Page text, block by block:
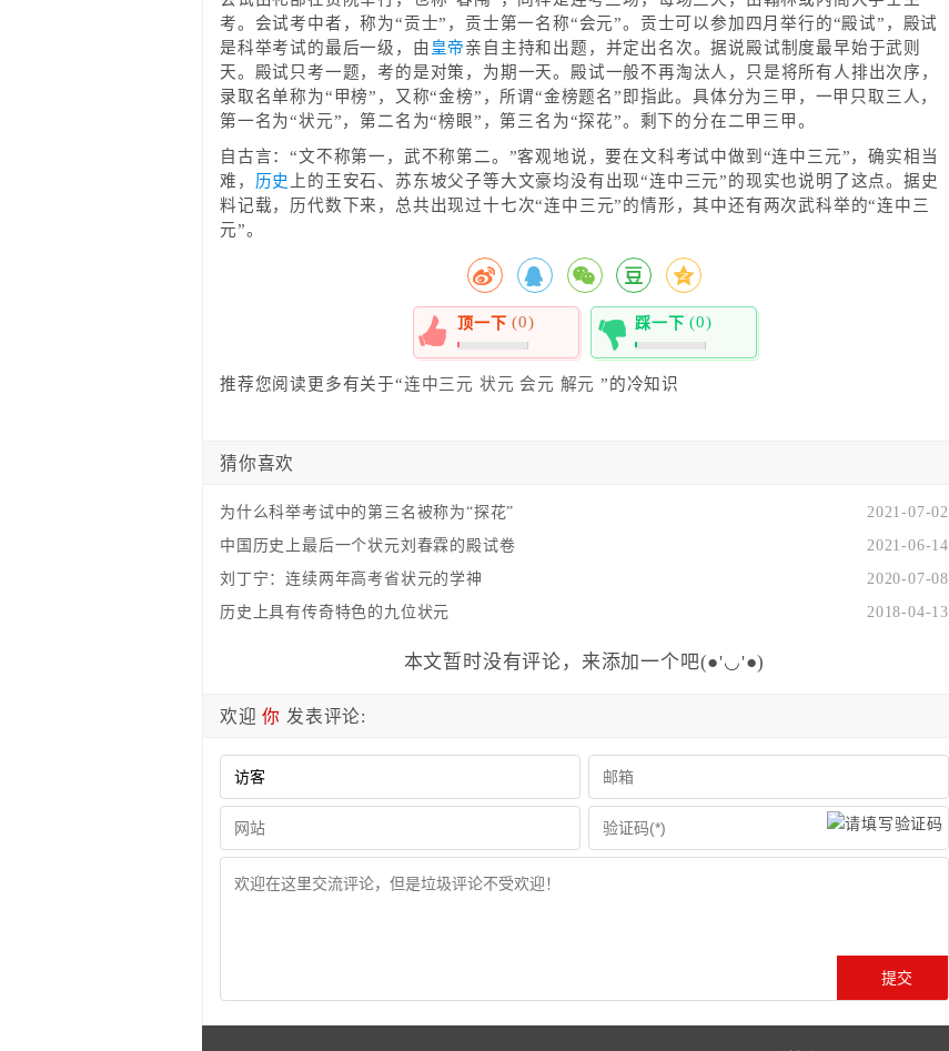
考。会试考中者，称为“贡士”，贡士第一名称“会元”。贡士可以参加四月举行的“殿试”，殿试
是科举考试的最后一级，由 皇帝亲自主持和出题，并定出名次。据说殿试制度最早始于武则
天。殿试只考一题，考的是对策，为期一天。殿试一般不再淘汰人，只是将所有人排出次序，
录取名单称为“甲榜”，又称“金榜”，所谓“金榜题名”即指此。具体分为三甲，一甲只取三人，
第一名为“状元”，第二名为“榜眼”，第三名为“探花”。剩下的分在二甲三甲。
自古言：“文不称第一，武不称第二。”客观地说，要在文科考试中做到“连中三元”，确实相当
难， 历史
上的王安石、苏东坡父子等大文豪均没有出现“连中三元”的现实也说明了这点。据史
料记载，历代数下来，总共出现过十七次“连中三元”的情形，其中还有两次武科举的“连中三
元”。
顶一下 (0)
0%
踩一下 (0)
0%
推荐您阅读更多有关于“连中三元 状元 会元 解元 ”的冷知识
猜你喜欢
2021-07-02
为什么科举考试中的第三名被称为“探花”
2021-06-14
中国历史上最后一个状元刘春霖的殿试卷
2020-07-08
刘丁宁：连续两年高考省状元的学神
2018-04-13
历史上具有传奇特色的九位状元
本文暂时没有评论，来添加一个吧(●'◡'●)
欢迎你 发表评论: